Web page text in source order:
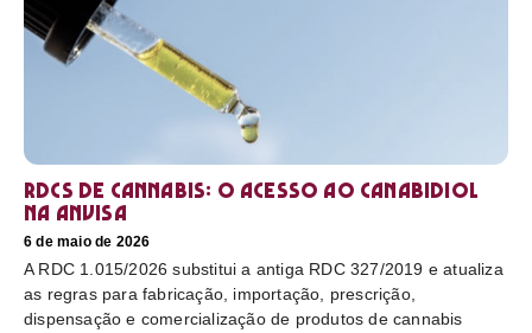
RDCs de cannabis: o acesso ao canabidiol
na Anvisa
6 de maio de 2026
A RDC 1.015/2026 substitui a antiga RDC 327/2019 e atualiza
as regras para fabricação, importação, prescrição,
dispensação e comercialização de produtos de cannabis